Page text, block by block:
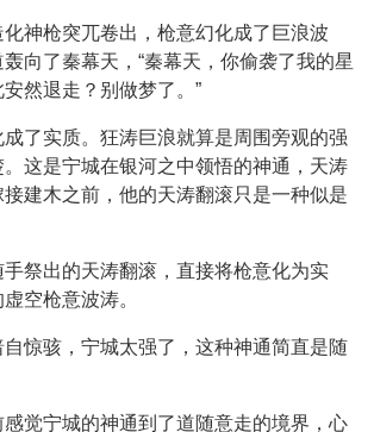
神枪突兀卷出，枪意幻化成了巨浪波
向了秦幕天，“秦幕天，你偷袭了我的星
然退走？别做梦了。”
了实质。狂涛巨浪就算是周围旁观的强
这是宁城在银河之中领悟的神通，天涛
建木之前，他的天涛翻滚只是一种似是
祭出的天涛翻滚，直接将枪意化为实
空枪意波涛。
惊骇，宁城太强了，这种神通简直是随
觉宁城的神通到了道随意走的境界，心